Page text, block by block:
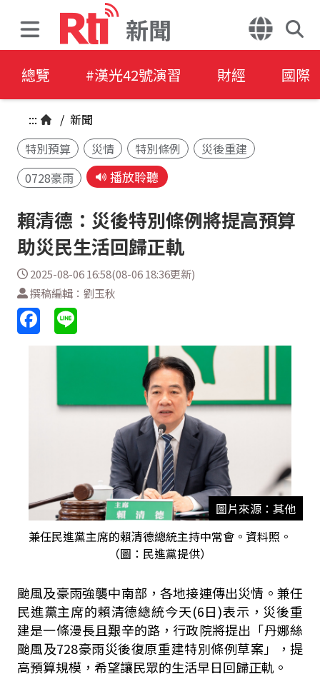
新聞
總覽 #漢光42號演習 財經 國際
::: / 新聞
特別預算
災情 特別條例
災後重建
0728豪雨
播放聆聽
賴清德：災後特別條例將提高預算
助災民生活回歸正軌
2025-08-06 16:58(08-06 18:36更新)
撰稿編輯：劉玉秋
圖片來源：其他
兼任民進黨主席的賴清德總統主持中常會。資料照。
（圖：民進黨提供）
颱風及豪雨強襲中南部，各地接連傳出災情。兼任
民進黨主席的賴清德總統今天(6日)表示，災後重
建是一條漫長且艱辛的路，行政院將提出「丹娜絲
颱風及728豪雨災後復原重建特別條例草案」，提
高預算規模，希望讓民眾的生活早日回歸正軌。